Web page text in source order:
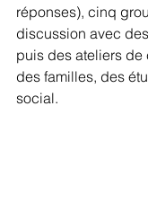
réponses), cinq
discussion avec
puis des ateliers de
des familles, des
social.